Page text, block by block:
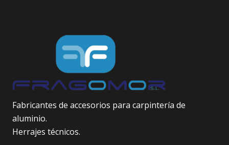
Fabricantes de accesorios para carpintería de
aluminio.
Herrajes técnicos.